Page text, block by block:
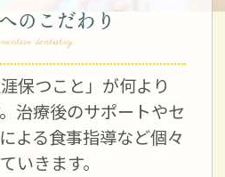
のこだわり
dentistry
保つこと」が何より
治療後のサポートやセ
よる食事指導など個々
いきます。